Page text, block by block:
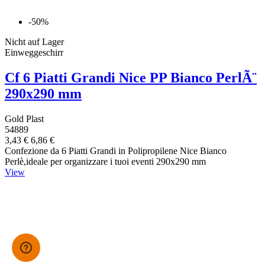
-50%
Nicht auf Lager
Einweggeschirr
Cf 6 Piatti Grandi Nice PP Bianco PerlÃ¨
290x290 mm
Gold Plast
54889
3,43 € 6,86 €
Confezione da 6 Piatti Grandi in Polipropilene Nice Bianco
Perlè,ideale per organizzare i tuoi eventi 290x290 mm
View